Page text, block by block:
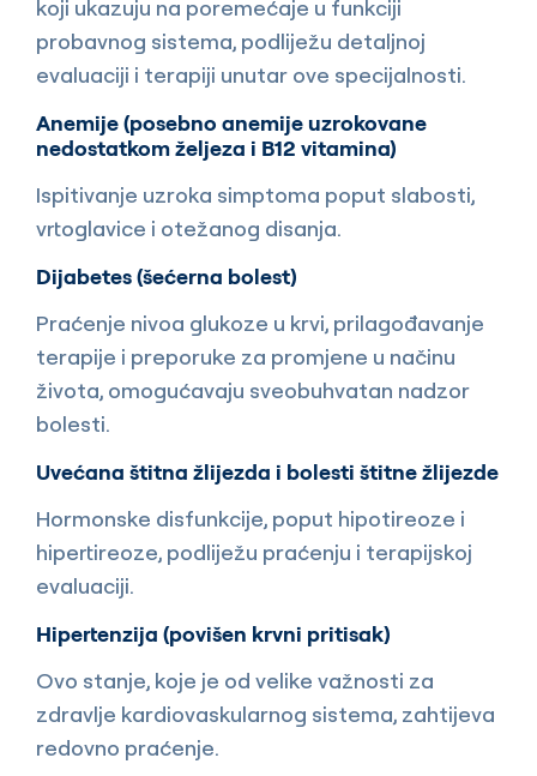
koji ukazuju na poremećaje u funkciji
probavnog sistema, podliježu detaljnoj
evaluaciji i terapiji unutar ove specijalnosti.
Anemije (posebno anemije uzrokovane
nedostatkom željeza i B12 vitamina)
Ispitivanje uzroka simptoma poput slabosti,
vrtoglavice i otežanog disanja.
Dijabetes (šećerna bolest)
Praćenje nivoa glukoze u krvi, prilagođavanje
terapije i preporuke za promjene u načinu
života, omogućavaju sveobuhvatan nadzor
bolesti.
Uvećana štitna žlijezda i bolesti štitne žlijezde
Hormonske disfunkcije, poput hipotireoze i
hipertireoze, podliježu praćenju i terapijskoj
evaluaciji.
Hipertenzija (povišen krvni pritisak)
Ovo stanje, koje je od velike važnosti za
zdravlje kardiovaskularnog sistema, zahtijeva
redovno praćenje.